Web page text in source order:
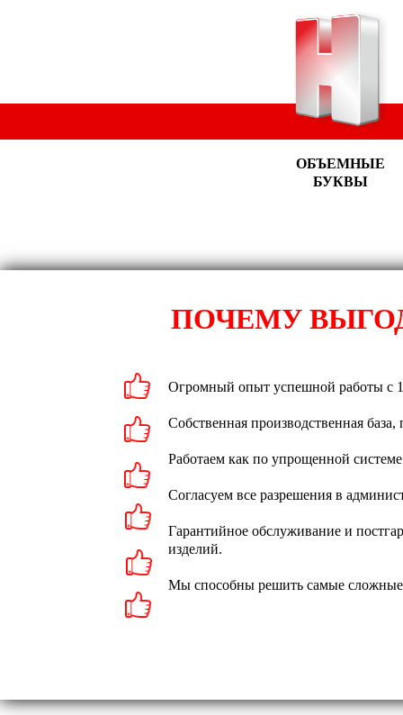
ОБЪЕМНЫЕ
БУКВЫ
ПОЧЕМУ
Огромный опыт успешной работы с
Собственная производственная
Работаем как по упрощенной
Согласуем все разрешения в
Гарантийное обслуживание и
изделий.
Мы способны решить самые